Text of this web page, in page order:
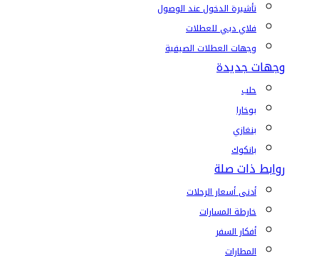
تأشيرة الدخول عند الوصول
فلاي دبي للعطلات
وجهات العطلات الصيفية
وجهات جديدة
حلب
بوخارا
بنغازي
بانكوك
روابط ذات صلة
أدنى أسعار الرحلات
خارطة المسارات
أفكار السفر
المطارات